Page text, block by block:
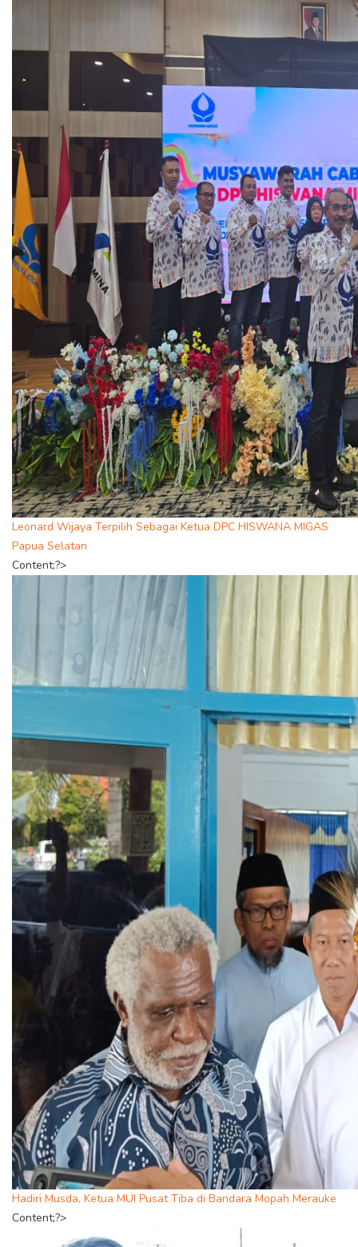
Leonard Wijaya Terpilih Sebagai Ketua DPC HISWANA MIGAS
Papua Selatan
Content;?>
Hadiri Musda, Ketua MUI Pusat Tiba di Bandara Mopah Merauke
Content;?>